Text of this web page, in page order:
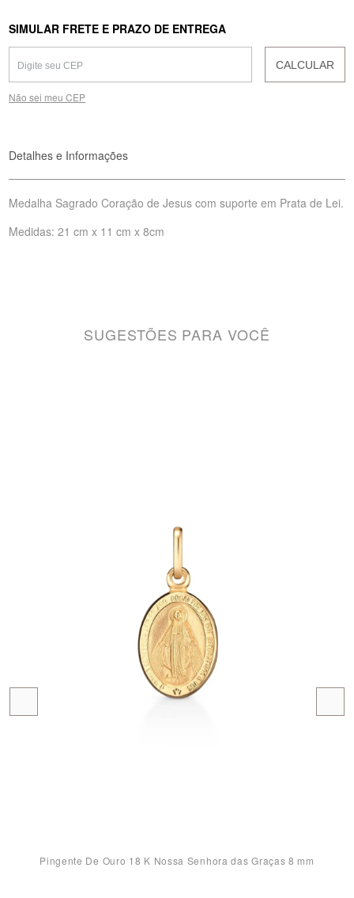
SIMULAR FRETE E PRAZO DE ENTREGA
CALCULAR
Não sei meu CEP
Detalhes e Informações
Medalha Sagrado Coração de Jesus com suporte em Prata de Lei.
Medidas: 21 cm x 11 cm x 8cm
SUGESTÕES PARA VOCÊ
Pingente De Ouro 18 K Nossa Senhora das Graças 8 mm